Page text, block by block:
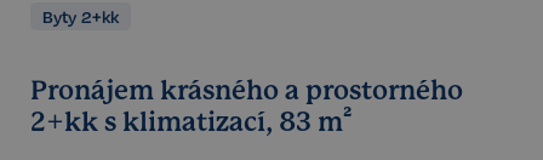
Byty 2+kk
Pronájem krásného a prostorného
2+kk s klimatizací, 83 m²